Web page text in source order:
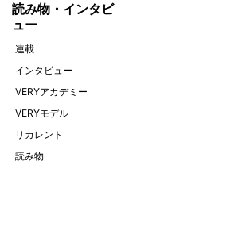
読み物・インタビ
ュー
連載
インタビュー
VERYアカデミー
VERYモデル
リカレント
読み物